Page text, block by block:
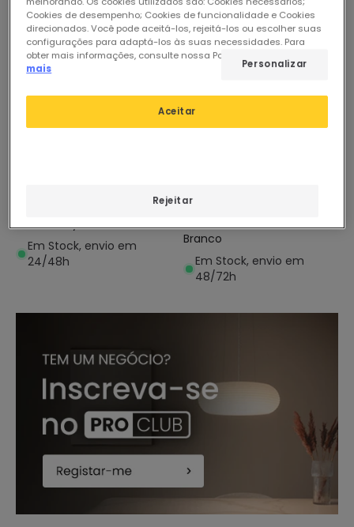
Alumínio Lyons
Em Stock, envio em
24/48h
Antes
Aplique de Parede LED 4W
Branco
Em Stock, envio em
48/72h
Cookies de desempenho; Cookies de funcionalidade e Cookies
direcionados. Você pode aceitá-los, rejeitá-los ou escolher suas
configurações para adaptá-los às suas necessidades. Para
obter mais informações, consulte nossa Política de Cookies.
mais
Rejeitar
Aceitar
Personalizar